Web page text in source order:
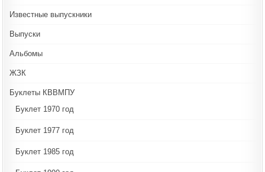
Известные выпускники
Выпуски
Альбомы
ЖЗК
Буклеты КВВМПУ
Буклет 1970 год
Буклет 1977 год
Буклет 1985 год